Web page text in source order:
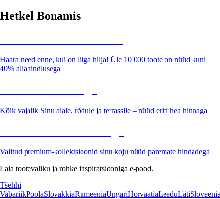
Hetkel Bonamis
Haara need enne, kui on liiga hilja! Üle 10 000 toote on nüüd kuni
40% allahindlusega
Kõik vajalik Sinu aiale, rõdule ja terrassile – nüüd eriti hea hinnaga
Valitud premium-kollektsioonid sinu koju nüüd paremate hindadega
Laia tootevaliku ja rohke inspiratsiooniga e-pood.
Tšehhi
VabariikPoolaSlovakkiaRumeeniaUngariHorvaatiaLeeduLätiSloveenia